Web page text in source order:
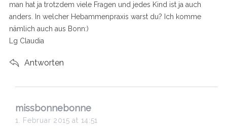
man hat ja trotzdem viele Fragen und jedes Kind ist ja auch
anders. In welcher Hebammenpraxis warst du? Ich komme
nämlich auch aus Bonn:)
Lg Claudia
Antworten
s
a
missbonnebonne
1. Februar 2015 at 14:51